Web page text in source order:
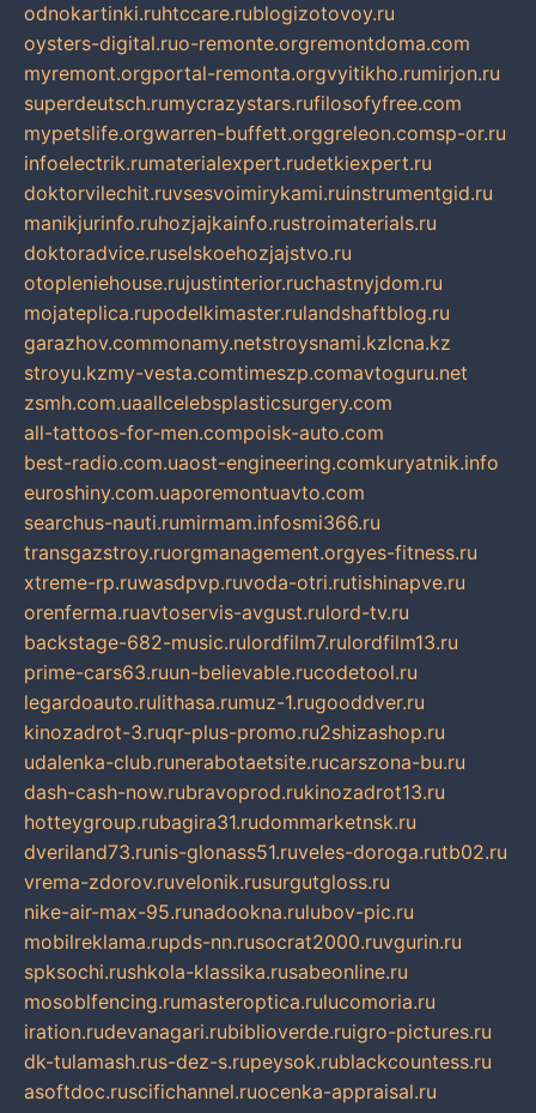
odnokartinki.ruhtccare.rublogizotovoy.ru
oysters-digital.ruo-remonte.orgremontdoma.com
myremont.orgportal-remonta.orgvyitikho.rumirjon.ru
superdeutsch.rumycrazystars.rufilosofyfree.com
mypetslife.orgwarren-buffett.orggreleon.comsp-or.ru
infoelectrik.rumaterialexpert.rudetkiexpert.ru
doktorvilechit.ruvsesvoimirykami.ruinstrumentgid.ru
manikjurinfo.ruhozjajkainfo.rustroimaterials.ru
doktoradvice.ruselskoehozjajstvo.ru
otopleniehouse.rujustinterior.ruchastnyjdom.ru
mojateplica.rupodelkimaster.rulandshaftblog.ru
garazhov.commonamy.netstroysnami.kzlcna.kz
stroyu.kzmy-vesta.comtimeszp.comavtoguru.net
zsmh.com.uaallcelebsplasticsurgery.com
all-tattoos-for-men.compoisk-auto.com
best-radio.com.uaost-engineering.comkuryatnik.info
euroshiny.com.uaporemontuavto.com
searchus-nauti.rumirmam.infosmi366.ru
transgazstroy.ruorgmanagement.orgyes-fitness.ru
xtreme-rp.ruwasdpvp.ruvoda-otri.rutishinapve.ru
orenferma.ruavtoservis-avgust.rulord-tv.ru
backstage-682-music.rulordfilm7.rulordfilm13.ru
prime-cars63.ruun-believable.rucodetool.ru
legardoauto.rulithasa.rumuz-1.rugooddver.ru
kinozadrot-3.ruqr-plus-promo.ru2shizashop.ru
udalenka-club.runerabotaetsite.rucarszona-bu.ru
dash-cash-now.rubravoprod.rukinozadrot13.ru
hotteygroup.rubagira31.rudommarketnsk.ru
dveriland73.runis-glonass51.ruveles-doroga.rutb02.ru
vrema-zdorov.ruvelonik.rusurgutgloss.ru
nike-air-max-95.runadookna.rulubov-pic.ru
mobilreklama.rupds-nn.rusocrat2000.ruvgurin.ru
spksochi.rushkola-klassika.rusabeonline.ru
mosoblfencing.rumasteroptica.rulucomoria.ru
iration.rudevanagari.rubiblioverde.ruigro-pictures.ru
dk-tulamash.rus-dez-s.rupeysok.rublackcountess.ru
asoftdoc.ruscifichannel.ruocenka-appraisal.ru